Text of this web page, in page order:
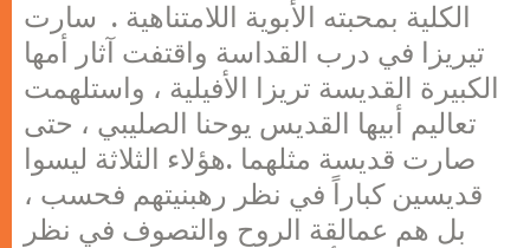
الكلية بمحبته الأبوية اللامتناهية . سارت
تيريزا في درب القداسة واقتفت آثار أمها
الكبيرة القديسة تريزا الأفيلية ، واستلهمت
تعاليم أبيها القديس يوحنا الصليبي ، حتى
صارت قديسة مثلهما .هؤلاء الثلاثة ليسوا
قديسين كباراً في نظر رهبنيتهم فحسب ،
بل هم عمالقة الروح والتصوف في نظر